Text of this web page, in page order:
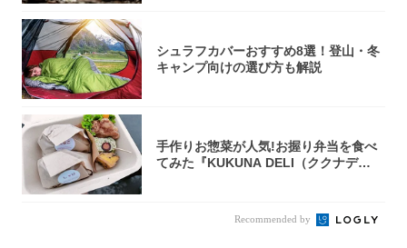
シュラフカバーおすすめ8選！登山・冬
キャンプ向けの選び方も解説
手作りお惣菜が人気!お握り弁当を食べ
てみた『KUKUNA DELI（ククナデ
Recommended by